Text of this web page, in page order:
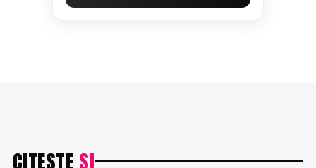
CITESTE SI